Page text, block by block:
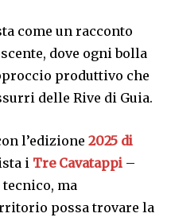
come un racconto
dove ogni bolla
produttivo che
delle Rive di Guia.
l’edizione 2025 di
i Tre Cavatappi –
ma
possa trovare la